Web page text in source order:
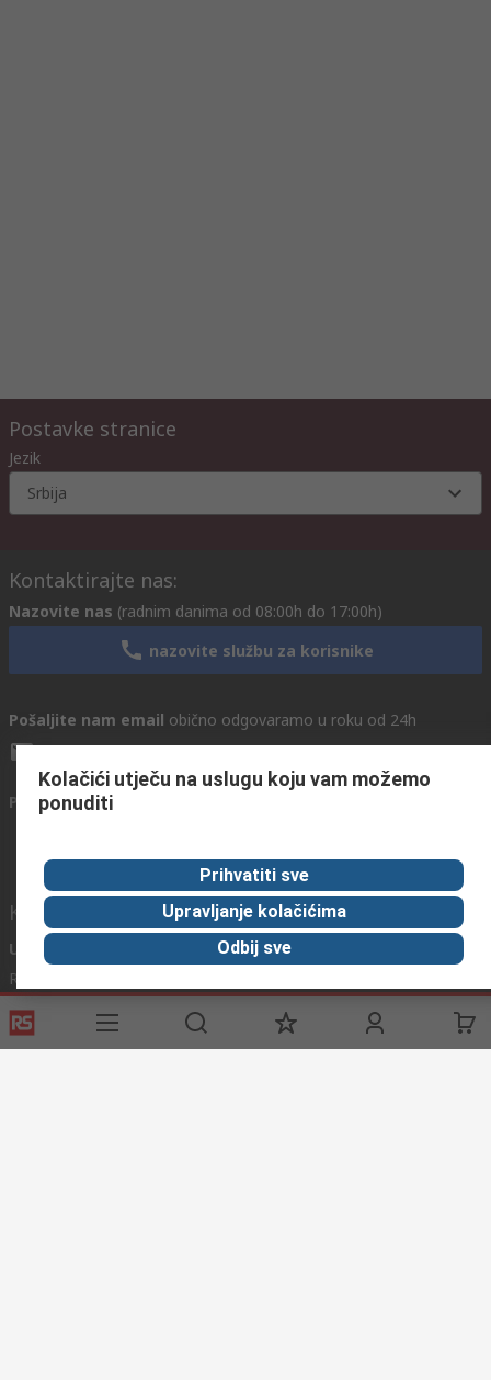
Postavke stranice
Jezik
Srbija
Kontaktirajte nas:
Nazovite nas (radnim danima od 08:00h do 17:00h)
nazovite službu za korisnike
Pošaljite nam email obično odgovaramo u roku od 24h
info@primotronic.co.rs
Povežite se s nama
Korisni linkovi
Usluge
Registrirajte
Delivery
Payment
RS u svijetu
Korporacija
Industrijska
Proizvodnja
Kolačići utječu na uslugu koju vam možemo
ponuditi
Prihvatiti sve
Upravljanje kolačićima
Odbij sve